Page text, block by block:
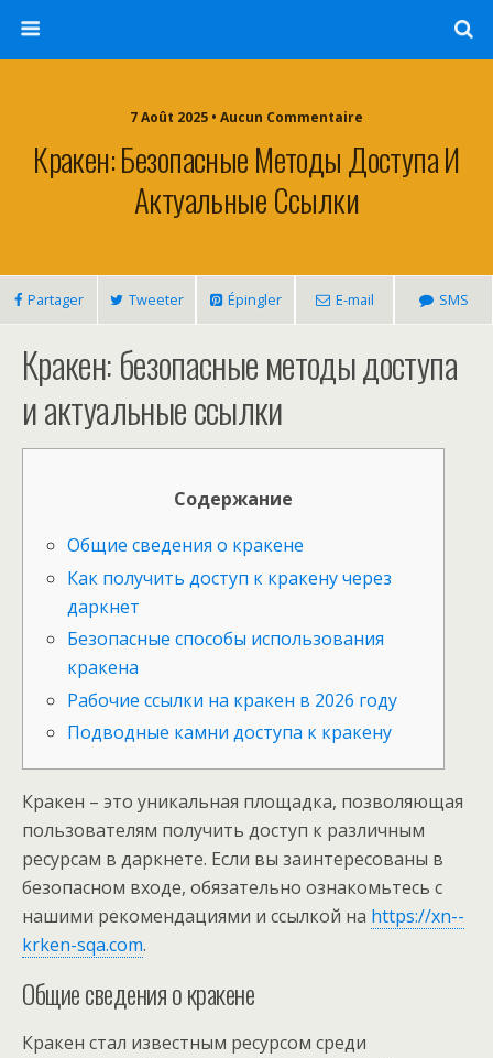
7 Août 2025 • Aucun Commentaire
Кракен: Безопасные Методы Доступа И
Актуальные Ссылки
Partager Tweeter Épingler E-mail SMS
Кракен: безопасные методы доступа
и актуальные ссылки
Содержание
Общие сведения о кракене
Как получить доступ к кракену через
даркнет
Безопасные способы использования
кракена
Рабочие ссылки на кракен в 2026 году
Подводные камни доступа к кракену
Кракен – это уникальная площадка, позволяющая
пользователям получить доступ к различным
ресурсам в даркнете. Если вы заинтересованы в
безопасном входе, обязательно ознакомьтесь с
нашими рекомендациями и ссылкой на https://xn--
krken-sqa.com.
Общие сведения о кракене
Кракен стал известным ресурсом среди